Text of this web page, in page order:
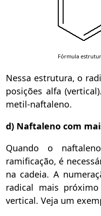
Fórmula
Nessa estrutura, o
posições alfa
metil-naftaleno.
d) Naftaleno com
Quando o
ramificação, é
na cadeia. A
radical mais
vertical. Veja um